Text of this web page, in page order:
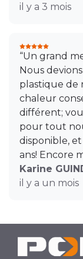
il y a 3 mois
“Un grand
Nous
plastique de
chaleur
différent;
pour tout
disponible,
ans! Encore
Karine
il y a un mois